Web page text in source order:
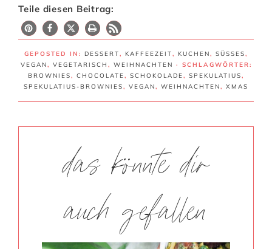
Teile diesen Beitrag:
273
GEPOSTED IN: DESSERT, KAFFEEZEIT, KUCHEN, SÜSSES
,
VEGAN, VEGETARISCH , WEIHNACHTEN · SCHLAGWÖRTER:
BROWNIES, CHOCOLATE, SCHOKOLADE, SPEKULATIUS,
SPEKULATIUS-BROWNIES, VEGAN, WEIHNACHTEN, XMAS
das könnte dir
auch gefallen